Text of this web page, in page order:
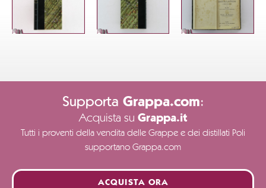
Supporta Grappa.com:
Acquista su Grappa.it
Tutti i proventi della vendita delle Grappe e dei distillati Poli
supportano Grappa.com
ACQUISTA ORA